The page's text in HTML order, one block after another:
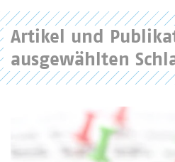
Artikel und
ausgewählten